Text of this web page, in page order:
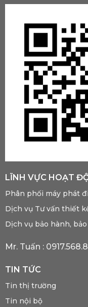
LĨNH VỰC HOẠT
Phân phối máy phát
Dịch vụ Tư vấn thiết
Dịch vụ bảo hành,
Mr. Tuấn :
TIN TỨC
Tin thị trường
Tin nội bộ